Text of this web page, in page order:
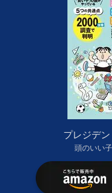
プレジデ
頭のいい